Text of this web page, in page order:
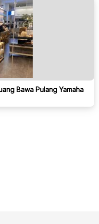
Bawa Pulang Yamaha